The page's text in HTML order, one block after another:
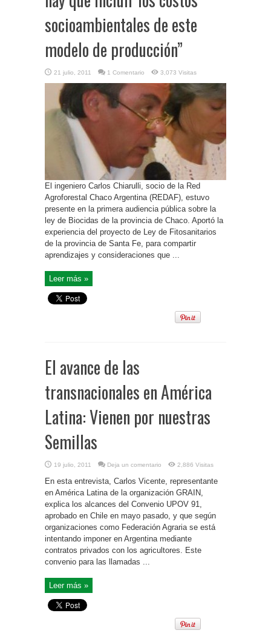
socioambientales de este
modelo de producción”
21 julio, 2011 1 Comentario 3,073 Visitas
El ingeniero Carlos Chiarulli, socio de la Red
Agroforestal Chaco Argentina (REDAF), estuvo
presente en la primera audiencia pública sobre la
ley de Biocidas de la provincia de Chaco. Aportó la
experiencia del proyecto de Ley de Fitosanitarios
de la provincia de Santa Fe, para compartir
aprendizajes y consideraciones que ...
Leer más »
El avance de las
transnacionales en América
Latina: Vienen por nuestras
Semillas
19 julio, 2011 Deja un comentario 2,886 Visitas
En esta entrevista, Carlos Vicente, representante
en América Latina de la organización GRAIN,
explica los alcances del Convenio UPOV 91,
aprobado en Chile en mayo pasado, y que según
organizaciones como Federación Agraria se está
intentando imponer en Argentina mediante
contratos privados con los agricultores. Este
convenio para las llamadas ...
Leer más »